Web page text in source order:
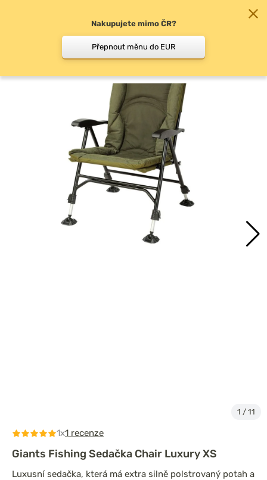
Rybářské sedačky a křesla
1 / 11
1x1 recenze
Giants Fishing Sedačka Chair Luxury XS
Luxusní sedačka, která má extra silně polstrovaný potah a
Nakupujete mimo ČR?
Přepnout měnu do EUR